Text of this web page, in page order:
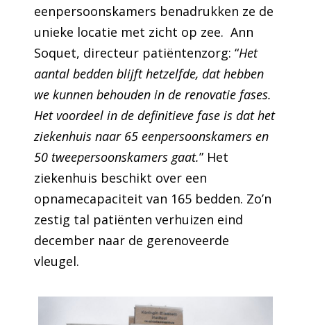
eenpersoonskamers benadrukken ze de
unieke locatie met zicht op zee. Ann
Soquet, directeur patiëntenzorg: “Het
aantal bedden blijft hetzelfde, dat hebben
we kunnen behouden in de renovatie fases.
Het voordeel in de definitieve fase is dat het
ziekenhuis naar 65 eenpersoonskamers en
50 tweepersoonskamers gaat.” Het
ziekenhuis beschikt over een
opnamecapaciteit van 165 bedden. Zo’n
zestig tal patiënten verhuizen eind
december naar de gerenoveerde
vleugel.